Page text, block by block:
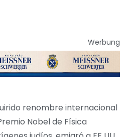
Werbung
renombre internacional
Nobel de Física